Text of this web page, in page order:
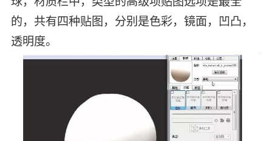
的，共有四种贴图，分别是色彩，镜面，凹凸，
透明度。